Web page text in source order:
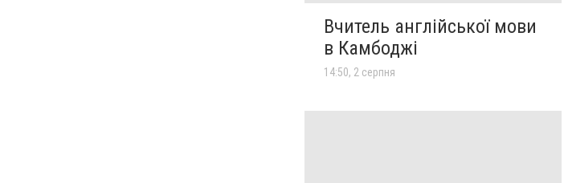
Вчитель англійської мови
в Камбоджі
14:50, 2 серпня